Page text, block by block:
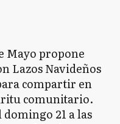
Mayo propone
Lazos Navideños
compartir en
comunitario.
21 a las